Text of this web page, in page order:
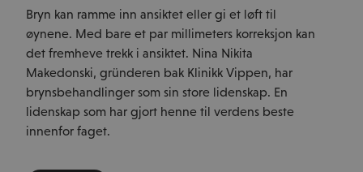
Bryn kan ramme inn ansiktet eller gi et løft til
øynene. Med bare et par millimeters korreksjon kan
det fremheve trekk i ansiktet. Nina Nikita
Makedonski, gründeren bak Klinikk Vippen, har
brynsbehandlinger som sin store lidenskap. En
lidenskap som har gjort henne til verdens beste
innenfor faget.